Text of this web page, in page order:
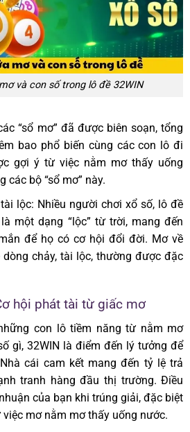
và con số trong lô đề 32WIN
“sổ mơ” đã được biên soạn, tổng
bao phổ biến cùng các con lô đi
gợi ý từ việc nằm mơ thấy uống
các bộ “sổ mơ” này.
lộc: Nhiều người chơi xổ số, lô đề
một dạng “lộc” từ trời, mang đến
để họ có cơ hội đổi đời. Mơ về
dòng chảy, tài lộc, thường được đặc
hội phát tài từ giấc mơ
con lô tiềm năng từ nằm mơ
gì, 32WIN là điểm đến lý tưởng để
cái cam kết mang đến tỷ lệ trả
tranh hàng đầu thị trường. Điều
của bạn khi trúng giải, đặc biệt
việc mơ nằm mơ thấy uống nước.